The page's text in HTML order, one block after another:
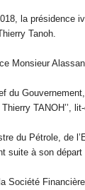
la présidence
Tanoh.
Monsieur
du
TANOH’’,
du Pétrole, de
suite à son
Société